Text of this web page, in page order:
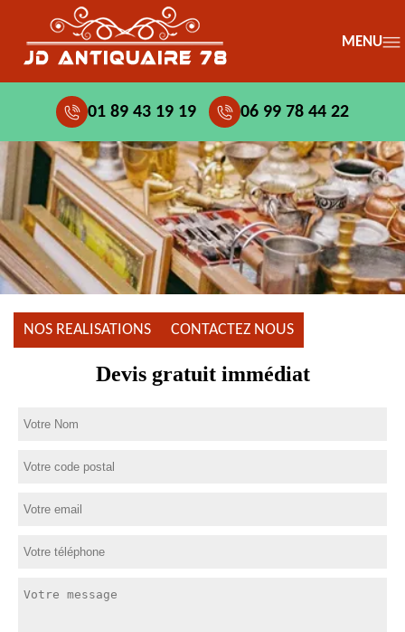
MENU
01 89 43 19 19 06 99 78 44 22
NOS REALISATIONS CONTACTEZ NOUS
Devis gratuit immédiat